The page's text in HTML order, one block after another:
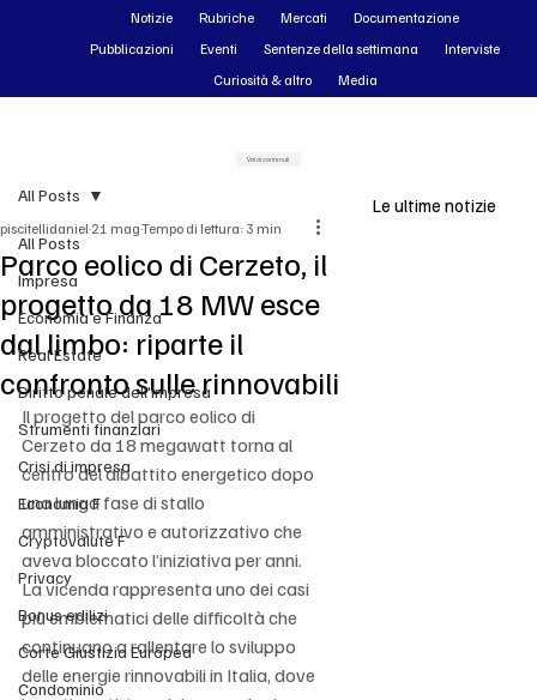
All Posts
Impresa
Economia e Finanza
Real Estate
Diritto penale dell'impresa
Strumenti finanziari
Crisi di impresa
Economia F
Cryptovalute F
Privacy
Bonus edilizi
Corte Giustizia Europea
Condominio
All Posts
Parco eolico di Cerzeto, il
progetto da 18 MW esce
dal limbo: riparte il
confronto sulle rinnovabili
piscitellidaniel 21 magTempo di lettura: 3 min
Il progetto del parco eolico di
Cerzeto da 18 megawatt torna al
centro del dibattito energetico dopo
una lunga fase di stallo
amministrativo e autorizzativo che
aveva bloccato l’iniziativa per anni.
La vicenda rappresenta uno dei casi
più emblematici delle difficoltà che
continuano a rallentare lo sviluppo
delle energie rinnovabili in Italia, dove
Le ultime notizie
Notizie Rubriche Mercati
Documentazione
Pubblicazioni
Eventi Sentenze della settimana
Interviste
Curiosità & altro
Media
Vai ai contenuti